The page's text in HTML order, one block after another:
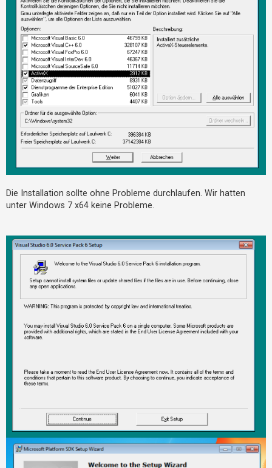
Die Installation sollte ohne Probleme durchlaufen. Wir hatten
unter Windows 7 x64 keine Probleme.